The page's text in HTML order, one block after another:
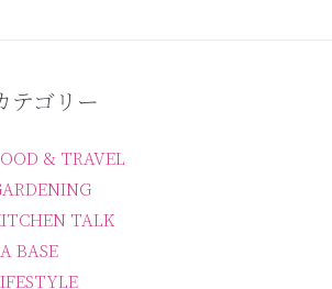
テゴリー
& TRAVEL
TALK
BASE